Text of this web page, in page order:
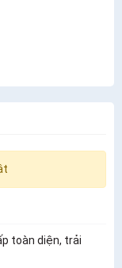
toàn diện, trải